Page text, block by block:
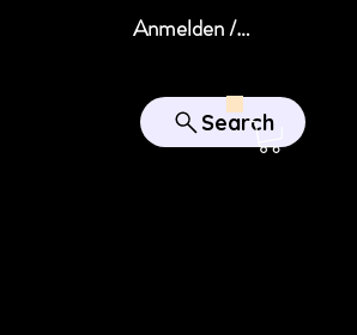
Anmelden / Registrieren
Search